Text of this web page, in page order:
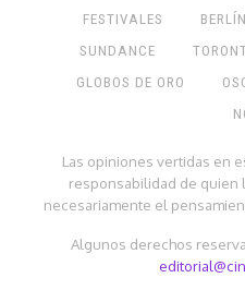
FESTIVALES
BERLÍN
SUNDANCE
GLOBOS DE ORO
Las opiniones vertidas en
responsabilidad de quien
necesariamente el
Algunos derechos